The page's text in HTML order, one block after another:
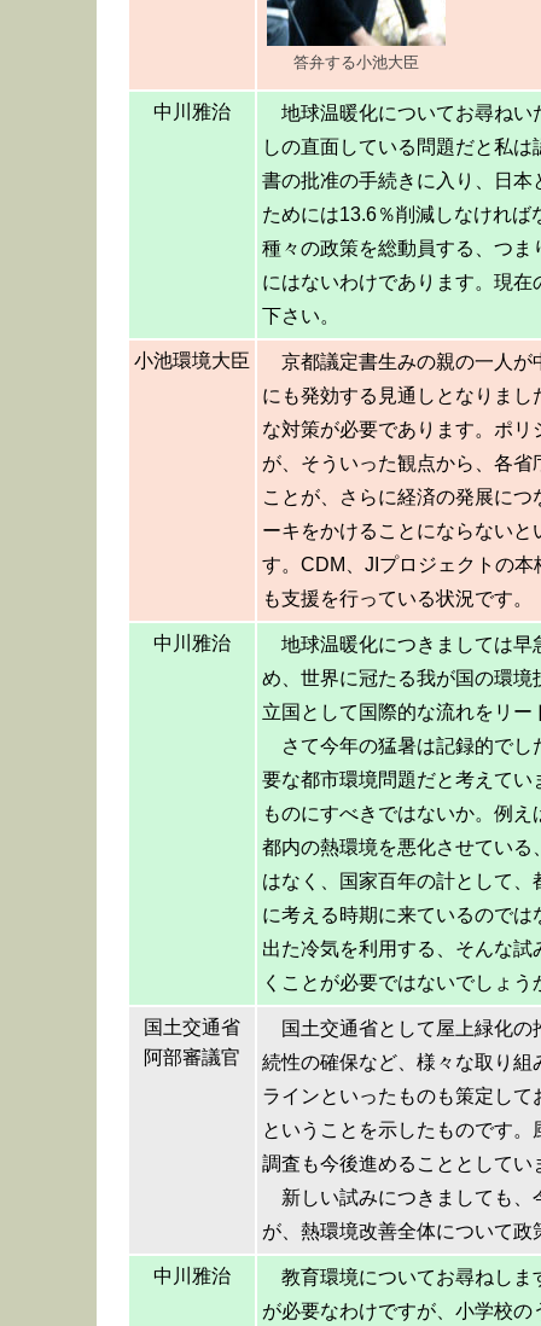
答弁する小池大臣
中川雅治
地球温暖化についてお尋ね
しの直面している問題だと私
書の批准の手続きに入り、日
ためには13.6％削減しなけれ
種々の政策を総動員する、つ
にはないわけであります。現
下さい。
小池環境大臣
京都議定書生みの親の一人
にも発効する見通しとなりま
な対策が必要であります。ポ
が、そういった観点から、各
ことが、さらに経済の発展に
ーキをかけることにならない
す。CDM、JIプロジェクトの
も支援を行っている状況です。
中川雅治
地球温暖化につきましては
め、世界に冠たる我が国の環
立国として国際的な流れをリ
さて今年の猛暑は記録的で
要な都市環境問題だと考えて
ものにすべきではないか。例
都内の熱環境を悪化させてい
はなく、国家百年の計として
に考える時期に来ているので
出た冷気を利用する、そんな
くことが必要ではないでしょう
国土交通省
阿部審議官
国土交通省として屋上緑化
続性の確保など、様々な取り
ラインといったものも策定し
ということを示したものです
調査も今後進めることとしてい
新しい試みにつきましても
が、熱環境改善全体について
中川雅治
教育環境についてお尋ねし
が必要なわけですが、小学校